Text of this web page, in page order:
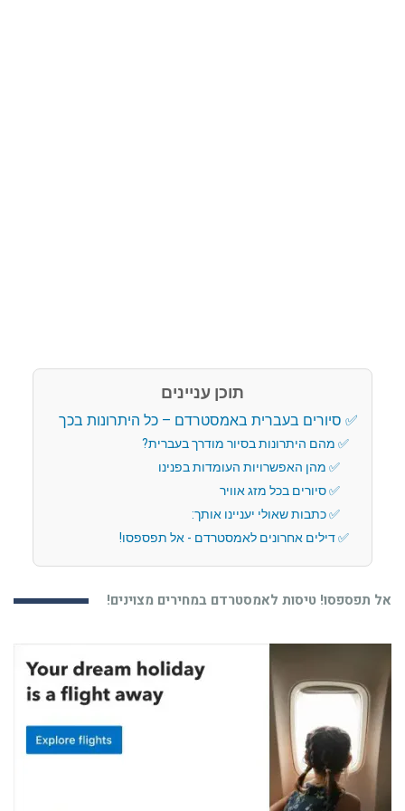
תוכן עניינים
סיורים בעברית באמסטרדם – כל היתרונות בכך
מהם היתרונות בסיור מודרך בעברית?
מהן האפשרויות העומדות בפנינו
סיורים בכל מזג אוויר
כתבות שאולי יעניינו אותך:
דילים אחרונים לאמסטרדם - אל תפספסו!
אל תפספסו! טיסות לאמסטרדם במחירים מצוינים!